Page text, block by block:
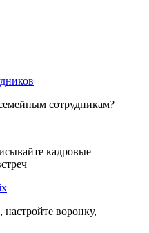
сотрудникам?
кадровые
воронку,